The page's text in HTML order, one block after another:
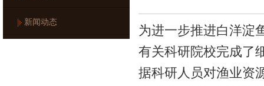
新闻动态
为进一步推进白洋淀
有关科研院校完成了
据科研人员对渔业资